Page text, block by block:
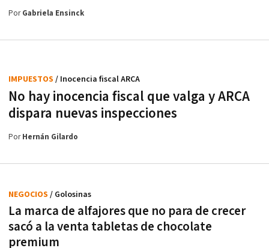
PorGabriela Ensinck
No hay inocencia fiscal que valga y ARCA
dispara nuevas inspecciones
IMPUESTOS / Inocencia fiscal ARCA
PorHernán Gilardo
La marca de alfajores que no para de crecer
sacó a la venta tabletas de chocolate
premium
NEGOCIOS / Golosinas